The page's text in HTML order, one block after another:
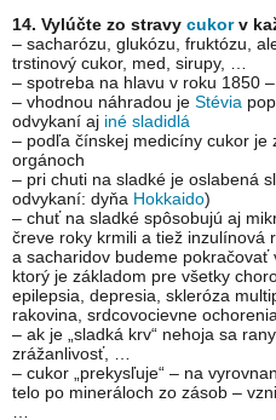
14. Vylúčte zo stravy cukorv
– sacharózu, glukózu, fruktózu,
trstinový cukor, med, sirupy, …
– spotreba na hlavu v roku 1850
– vhodnou náhradou je Stévia
odvykaní aj iné sladidlá
– podľa čínskej medicíny cukor je
orgánoch
– pri chuti na sladké je oslabená
odvykaní: dyňa Hokkaido)
– chuť na sladké spôsobujú aj
čreve roky krmili a tiež inzulínová
a sacharidov budeme pokračovať
ktorý je základom pre všetky
epilepsia, depresia, skleróza
rakovina, srdcovocievne
– ak je „sladká krv“ nehoja sa
zrážanlivosť, …
– cukor „prekysľuje“ – na
telo po mineráloch zo zásob –